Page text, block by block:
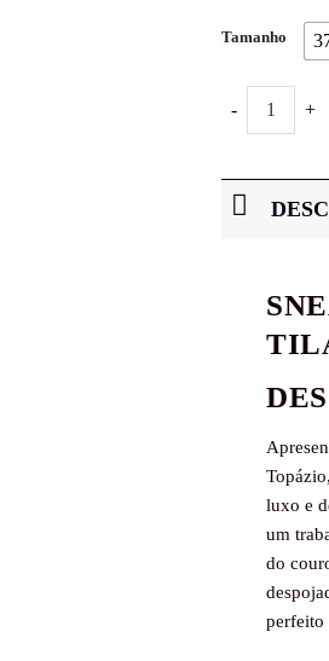
Tamanho
Topázio
luxo e
um
do
perfeito